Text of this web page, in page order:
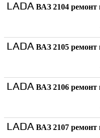
LADA ВАЗ 2104 ремонт
LADA ВАЗ 2105 ремонт
LADA ВАЗ 2106 ремонт
LADA ВАЗ 2107 ремонт